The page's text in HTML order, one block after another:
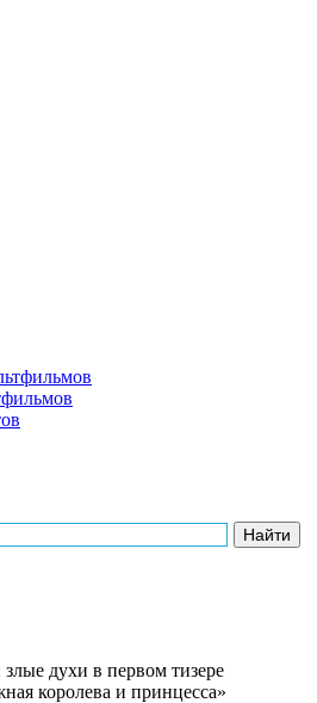
духи в первом тизере
королева и принцесса»